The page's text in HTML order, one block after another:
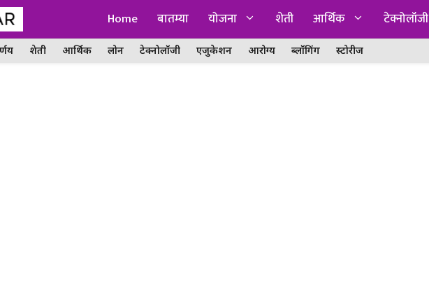
Home बातम्या योजना शेती आर्थिक टेक्नोलॉजी
शेती आर्थिक लोन टेक्नोलॉजी एजुकेशन आरोग्य ब्लॉगिंग स्टोरीज